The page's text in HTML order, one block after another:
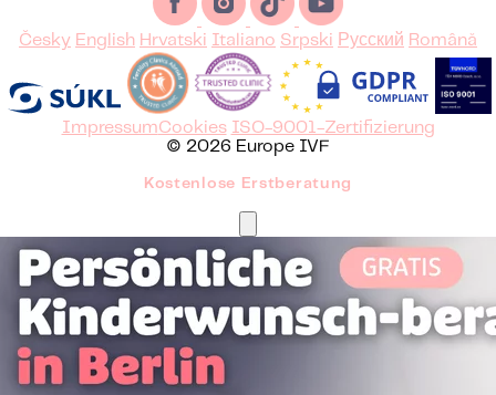
Česky English Hrvatski Italiano Srpski Русский Română
ImpressumCookies ISO-9001-Zertifizierung
© 2026 Europe IVF
Kostenlose Erstberatung